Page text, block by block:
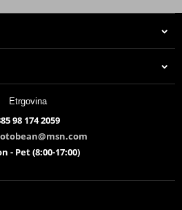
Etrgovina
98 174 2059
- Pet (8:00-17:00)